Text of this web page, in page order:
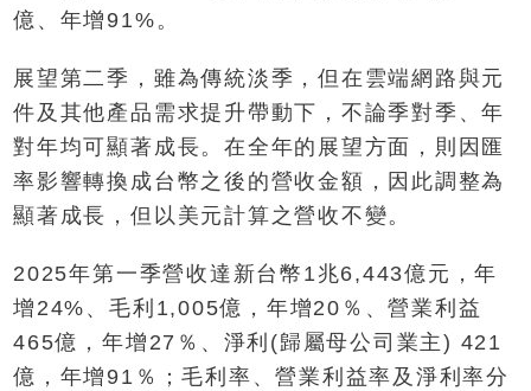
億、年增91%。
展望第二季，雖為傳統淡季，但在雲端網路與元
件及其他產品需求提升帶動下，不論季對季、年
對年均可顯著成長。在全年的展望方面，則因匯
率影響轉換成台幣之後的營收金額，因此調整為
顯著成長，但以美元計算之營收不變。
2025年第一季營收達新台幣1兆6,443億元，年
增24%、毛利1,005億，年增20％、營業利益
465億，年增27％、淨利(歸屬母公司業主) 421
億，年增91％；毛利率、營業利益率及淨利率分